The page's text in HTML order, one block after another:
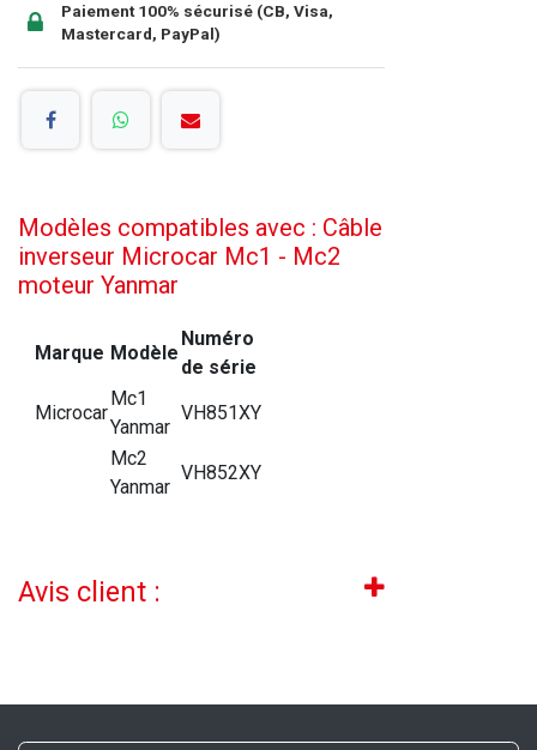
Paiement 100% sécurisé (CB, Visa,
Mastercard, PayPal)
Modèles compatibles avec : Câble
inverseur Microcar Mc1 - Mc2
moteur Yanmar
Marque Modèle
Numéro
de série
Microcar
Mc1
Yanmar
VH851XY
Mc2
Yanmar
VH852XY
Avis client :